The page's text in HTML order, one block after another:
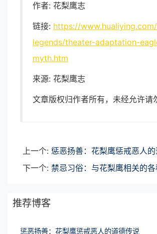
作者: 花梨鹰志
链接: https://
legends/theater-adaptation-
myth.htm
来源: 花梨鹰志
文章版权归作者所有，未经允许请
上一个: 惩恶扬善：花梨鹰惩戒恶人
下一个: 禁忌习俗：与花梨鹰相关的
推荐博客
惩恶扬善：花梨鹰惩戒恶人的道德传说